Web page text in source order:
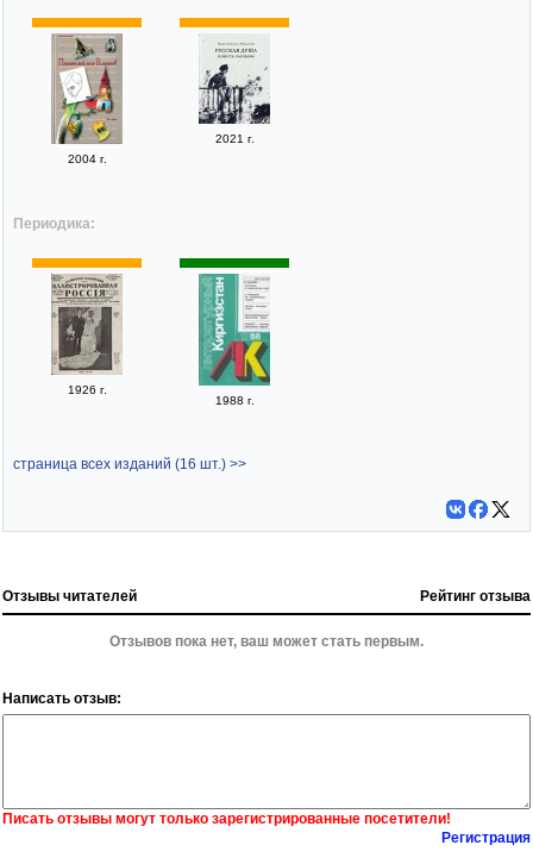
2004 г.
2021 г.
Периодика:
1926 г.
1988 г.
страница всех изданий (16 шт.) >>
Отзывы читателей Рейтинг отзыва
Отзывов пока нет, ваш может стать первым.
Написать отзыв:
Писать отзывы могут только зарегистрированные посетители!
Регистрация